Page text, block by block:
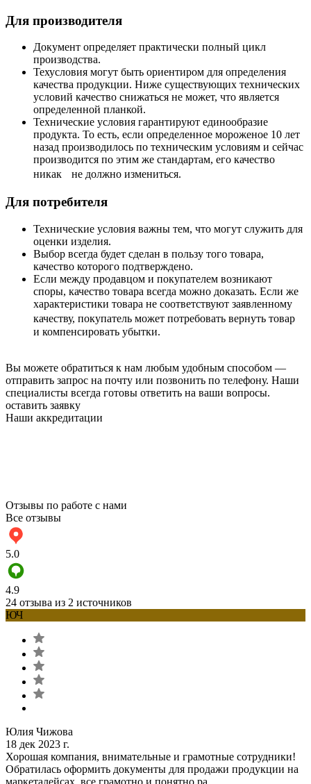
Для производителя
Документ определяет практически полный цикл
производства.
Техусловия могут быть ориентиром для определения
качества продукции. Ниже существующих технических
условий качество снижаться не может, что является
определенной планкой.
Технические условия гарантируют единообразие
продукта. То есть, если определенное мороженое 10 лет
назад производилось по техническим условиям и сейчас
производится по этим же стандартам, его качество
никак не должно измениться.
Для потребителя
Технические условия важны тем, что могут служить для
оценки изделия.
Выбор всегда будет сделан в пользу того товара,
качество которого подтверждено.
Если между продавцом и покупателем возникают
споры, качество товара всегда можно доказать. Если же
характеристики товара не соответствуют заявленному
качеству, покупатель может потребовать вернуть товар
и компенсировать убытки.
Вы можете обратиться к нам любым удобным способом —
отправить запрос на почту или позвонить по телефону. Наши
специалисты всегда готовы ответить на ваши вопросы.
оставить заявку
Наши аккредитации
Отзывы по работе с нами
Все отзывы
5.0
4.9
24 отзыва из 2 источников
ЮЧ
Юлия Чижова
18 дек 2023 г.
Хорошая компания, внимательные и грамотные сотрудники!
Обратилась оформить документы для продажи продукции на
маркеталейсах, все грамотно и понятно ра...